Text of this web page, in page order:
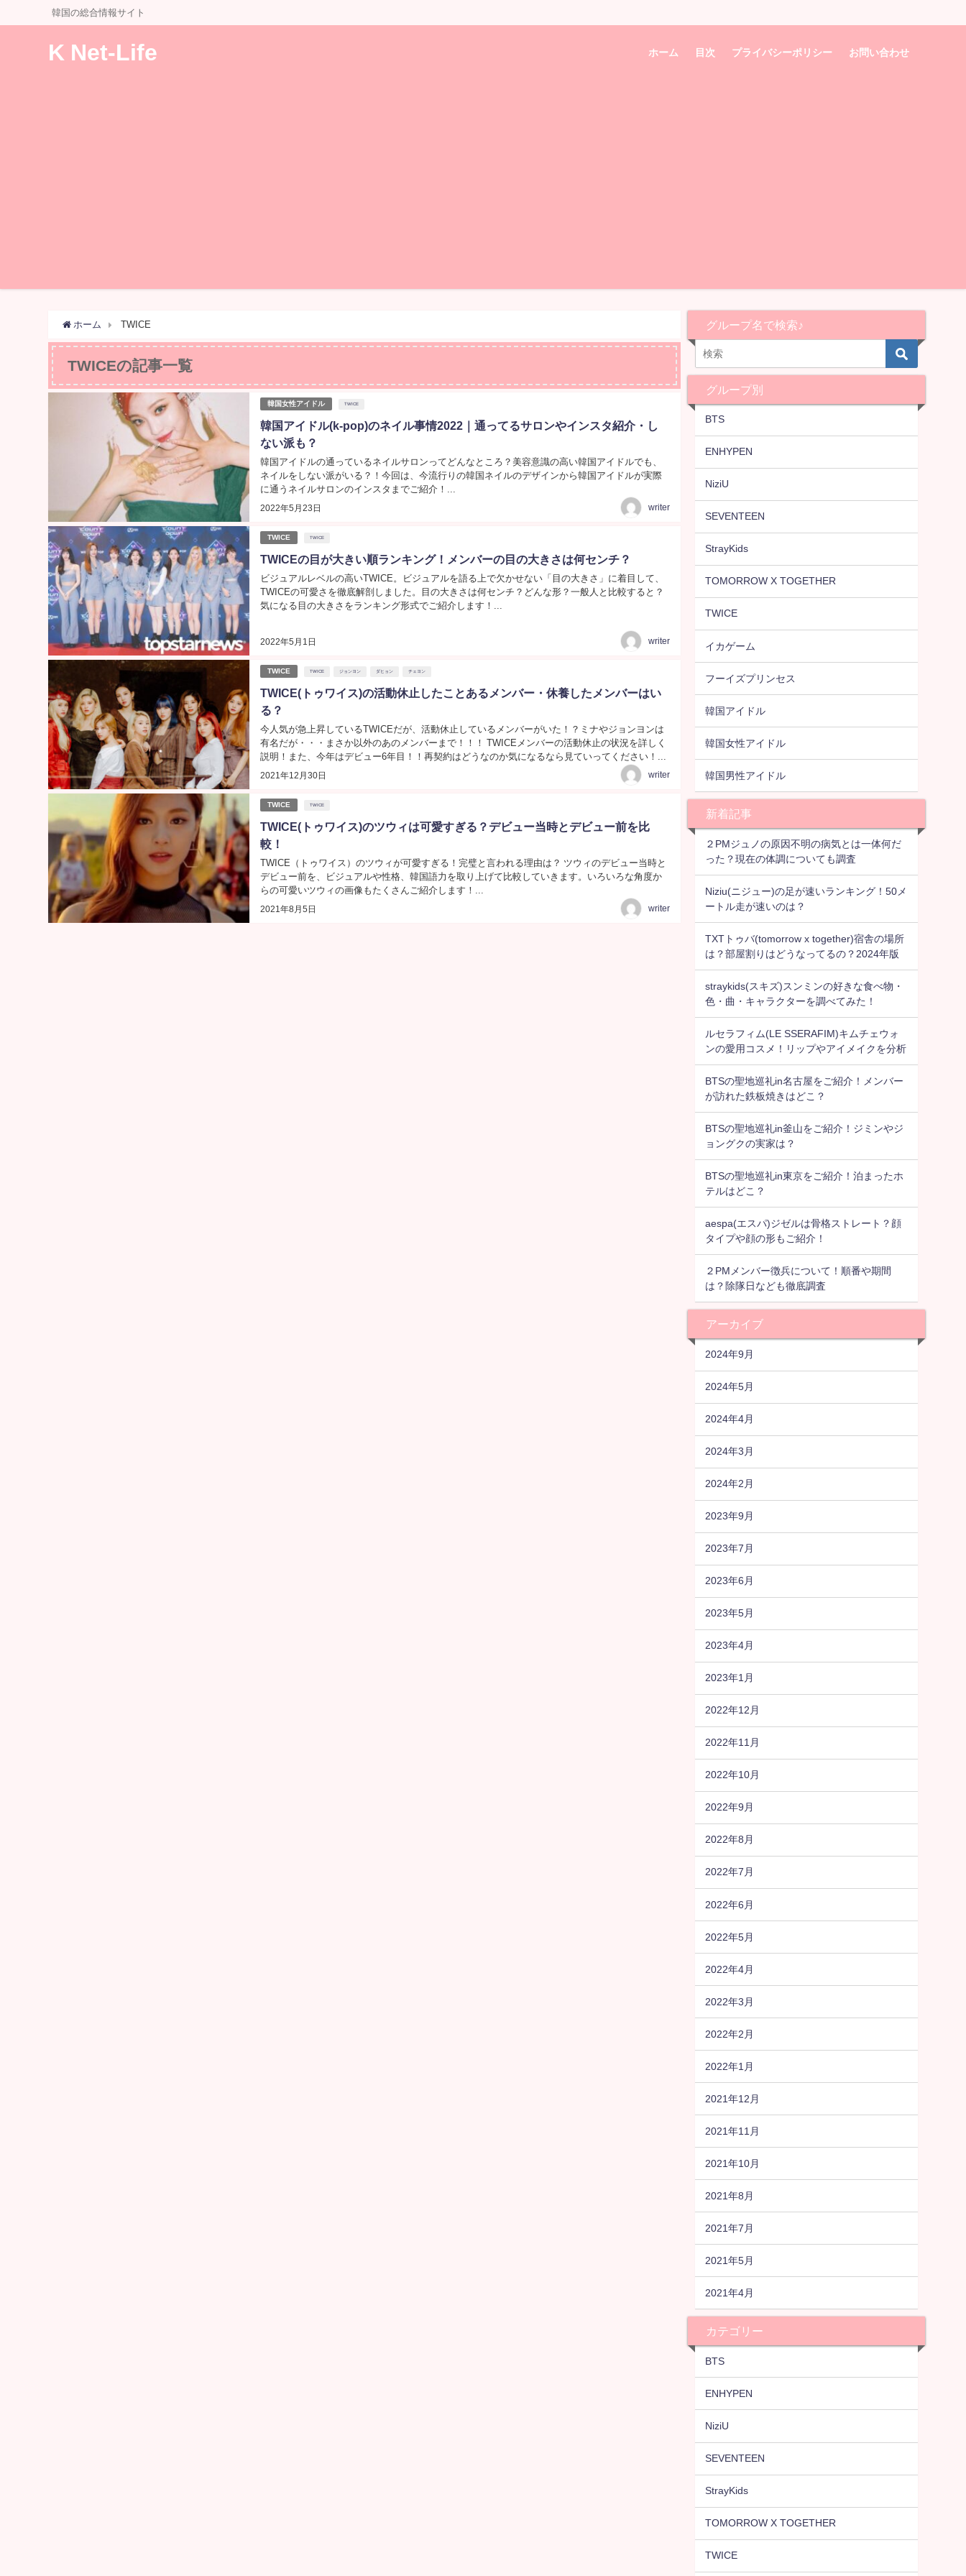
韓国の総合情報サイト
K Net-Life ホーム 目次 プライバシーポリシー お問い合わせ
ホーム TWICE
TWICEの記事一覧
韓国女性アイドル TWICE
韓国アイドル(k-pop)のネイル事情2022｜通ってるサロンやインスタ紹介・し
ない派も？
2022年5月23日
韓国アイドルの通っているネイルサロンってどんなところ？美容意識の高い韓国アイドルでも、
ネイルをしない派がいる？！今回は、今流行りの韓国ネイルのデザインから韓国アイドルが実際
に通うネイルサロンのインスタまでご紹介！...
writer
TWICE TWICE
TWICEの目が大きい順ランキング！メンバーの目の大きさは何センチ？
2022年5月1日
ビジュアルレベルの高いTWICE。ビジュアルを語る上で欠かせない「目の大きさ」に着目して、
TWICEの可愛さを徹底解剖しました。目の大きさは何センチ？どんな形？一般人と比較すると？
気になる目の大きさをランキング形式でご紹介します！...
writer
TWICE TWICE ジョンヨン ダヒョン チェヨン
TWICE(トゥワイス)の活動休止したことあるメンバー・休養したメンバーはい
る？
2021年12月30日
今人気が急上昇しているTWICEだが、活動休止しているメンバーがいた！？ミナやジョンヨンは
有名だが・・・まさか以外のあのメンバーまで！！！ TWICEメンバーの活動休止の状況を詳しく
説明！また、今年はデビュー6年目！！再契約はどうなのか気になるなら見ていってください！...
writer
TWICE TWICE
TWICE(トゥワイス)のツウィは可愛すぎる？デビュー当時とデビュー前を比
較！
2021年8月5日
TWICE（トゥワイス）のツウィが可愛すぎる！完璧と言われる理由は？ ツウィのデビュー当時と
デビュー前を、ビジュアルや性格、韓国語力を取り上げて比較していきます。いろいろな角度か
らの可愛いツウィの画像もたくさんご紹介します！...
writer
グループ名で検索♪
グループ別
BTS
ENHYPEN
NiziU
SEVENTEEN
StrayKids
TOMORROW X TOGETHER
TWICE
イカゲーム
フーイズプリンセス
韓国アイドル
韓国女性アイドル
韓国男性アイドル
新着記事
２PMジュノの原因不明の病気とは一体何だ
った？現在の体調についても調査
Niziu(ニジュー)の足が速いランキング！50メ
ートル走が速いのは？
TXTトゥバ(tomorrow x together)宿舎の場所
は？部屋割りはどうなってるの？2024年版
straykids(スキズ)スンミンの好きな食べ物・
色・曲・キャラクターを調べてみた！
ルセラフィム(LE SSERAFIM)キムチェウォ
ンの愛用コスメ！リップやアイメイクを分析
BTSの聖地巡礼in名古屋をご紹介！メンバー
が訪れた鉄板焼きはどこ？
BTSの聖地巡礼in釜山をご紹介！ジミンやジ
ョングクの実家は？
BTSの聖地巡礼in東京をご紹介！泊まったホ
テルはどこ？
aespa(エスパ)ジゼルは骨格ストレート？顔
タイプや顔の形もご紹介！
２PMメンバー徴兵について！順番や期間
は？除隊日なども徹底調査
アーカイブ
2024年9月
2024年5月
2024年4月
2024年3月
2024年2月
2023年9月
2023年7月
2023年6月
2023年5月
2023年4月
2023年1月
2022年12月
2022年11月
2022年10月
2022年9月
2022年8月
2022年7月
2022年6月
2022年5月
2022年4月
2022年3月
2022年2月
2022年1月
2021年12月
2021年11月
2021年10月
2021年8月
2021年7月
2021年5月
2021年4月
カテゴリー
BTS
ENHYPEN
NiziU
SEVENTEEN
StrayKids
TOMORROW X TOGETHER
TWICE